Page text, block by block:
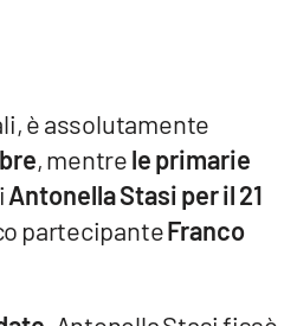
è assolutamente
, mentrele primarie
Antonella Stasiper il 21
partecipanteFranco